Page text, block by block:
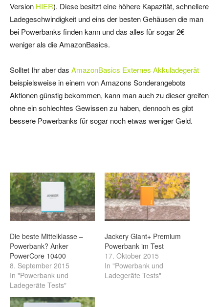
Version HIER). Diese besitzt eine höhere Kapazität, schnellere
Ladegeschwindigkeit und eins der besten Gehäusen die man
bei Powerbanks finden kann und das alles für sogar 2€
weniger als die AmazonBasics.
Solltet Ihr aber das AmazonBasics Externes Akkuladegerät
beispielsweise in einem von Amazons Sonderangebots
Aktionen günstig bekommen, kann man auch zu dieser greifen
ohne ein schlechtes Gewissen zu haben, dennoch es gibt
bessere Powerbanks für sogar noch etwas weniger Geld.
Die beste Mittelklasse –
Powerbank? Anker
PowerCore 10400
8. September 2015
In "Powerbank und
Ladegeräte Tests"
Jackery Giant+ Premium
Powerbank im Test
17. Oktober 2015
In "Powerbank und
Ladegeräte Tests"